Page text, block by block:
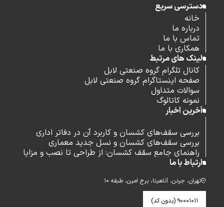
دسترسی سریع
خانه
درباره ما
تماس با ما
همکاری با ما
لینک های مرتبط
کانال تلگرام گروه صنعتی لابل
صفحه اینستاگرام گروه صنعتی لابل
سوالات متداول
نمونه کاتالوگ
آخرین اخبار
بررسی سقف‌های کشسان و کاربرد آن در دفاتر اداری
بررسی سقف‌های کشسان و نسل جدید معماری
راهنمای جامع سقف کشسان: از طراحی تا نصب و مزایا
ارتباط با ما
تهران، جردن، آناهیتا، برج امین، طبقه ۱۰
۹۰۰۰۱۰۱۱ (بدون کد)